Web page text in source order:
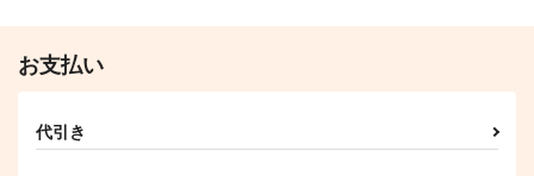
お支払い
代引き